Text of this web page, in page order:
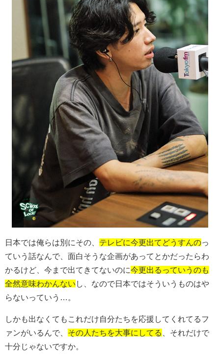
日本では俺らは別にその、 テレビに今更出てどうすんのっ
ていう話なんで、面白そうな企画があってとかだったらわ
かるけど、今まで出てきてないのに今更出るっていうのも
全然意味わかんない し、なので日本ではそういうものはや
らないっていう…。
しかも出なくてもこれだけ自分たちを応援してくれてるフ
ァンがいるんで、 その人たちを大事にしてる
、それだけで
十分じゃないですか。